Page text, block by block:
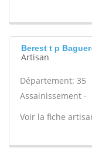
Berest t p
Artisan
Département: 35
Assainissement -
Voir la fiche